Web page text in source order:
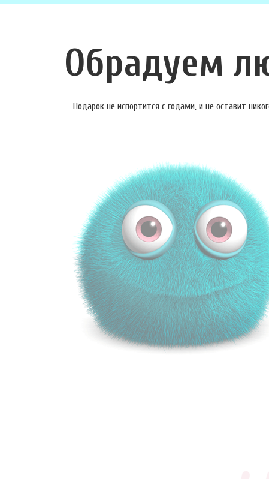
Обрадуем
Подарок не испортится с годами, и не оставит